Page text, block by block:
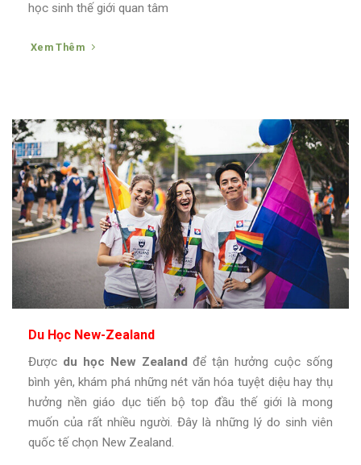
học sinh thế giới quan tâm
Xem Thêm
Du Học New-Zealand
Được du học New Zealand để tận hưởng cuộc sống
bình yên, khám phá những nét văn hóa tuyệt diệu hay thụ
hưởng nền giáo dục tiến bộ top đầu thế giới là mong
muốn của rất nhiều người. Đây là những lý do sinh viên
quốc tế chọn New Zealand.